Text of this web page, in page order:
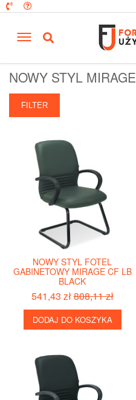
NOWY STYL MIRAGE
FILTER
NOWY STYL FOTEL
GABINETOWY MIRAGE CF LB
BLACK
541,43 zł808,11 zł
DODAJ DO KOSZYKA